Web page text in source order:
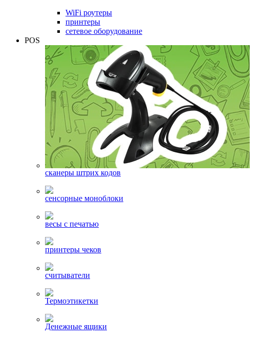
WiFi роутеры
принтеры
сетевое оборудование
POS
сканеры штрих кодов
сенсорные моноблоки
весы с печатью
принтеры чеков
считыватели
Термоэтикетки
Денежные ящики